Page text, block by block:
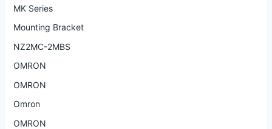
MK Series
Mounting Bracket
NZ2MC-2MBS
OMRON
OMRON
Omron
OMRON